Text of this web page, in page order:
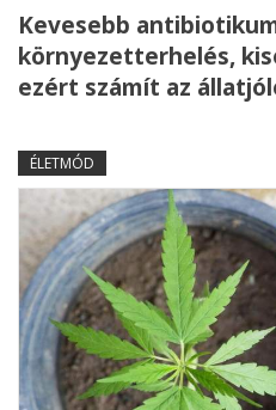
Kevesebb
környezetterhelés,
ezért számít az
ÉLETMÓD